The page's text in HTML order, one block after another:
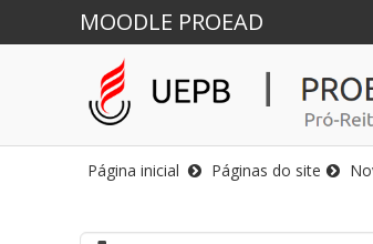
MOODLE PROEAD
Página inicial Páginas do site